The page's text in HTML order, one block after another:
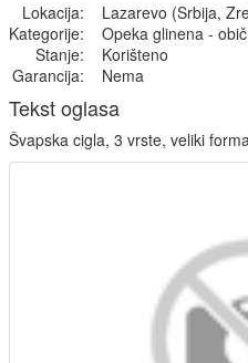
Lokacija:
Lazarevo (Srbija,
Kategorije:
Opeka glinena -
Stanje:
Korišteno
Garancija:
Nema
Tekst oglasa
Švapska cigla, 3 vrste, veliki